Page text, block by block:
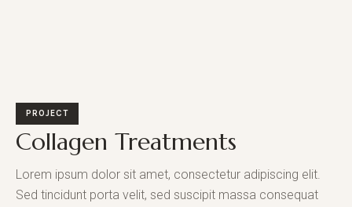
PROJECT
Collagen Treatments
Lorem ipsum dolor sit amet, consectetur adipiscing elit.
Sed tincidunt porta velit, sed suscipit massa consequat